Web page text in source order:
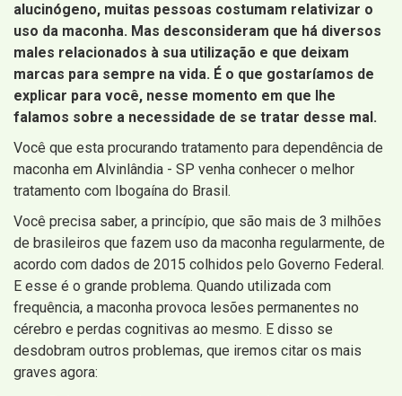
alucinógeno, muitas pessoas costumam relativizar o
uso da maconha. Mas desconsideram que há diversos
males relacionados à sua utilização e que deixam
marcas para sempre na vida. É o que gostaríamos de
explicar para você, nesse momento em que lhe
falamos sobre a necessidade de se tratar desse mal.
Você que esta procurando tratamento para dependência de
maconha em Alvinlândia - SP venha conhecer o melhor
tratamento com Ibogaína do Brasil.
Você precisa saber, a princípio, que são mais de 3 milhões
de brasileiros que fazem uso da maconha regularmente, de
acordo com dados de 2015 colhidos pelo Governo Federal.
E esse é o grande problema. Quando utilizada com
frequência, a maconha provoca lesões permanentes no
cérebro e perdas cognitivas ao mesmo. E disso se
desdobram outros problemas, que iremos citar os mais
graves agora: